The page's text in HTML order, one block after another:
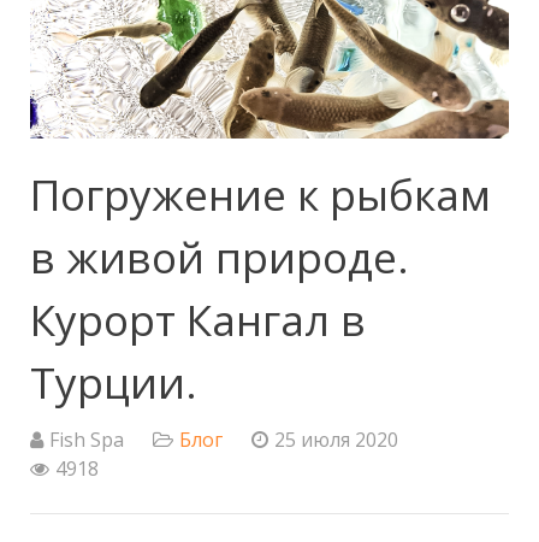
Погружение к рыбкам
в живой природе.
Курорт Кангал в
Турции.
Fish Spa Блог
25 июля 2020
4918